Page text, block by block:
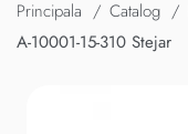
Principala Catalog
A-10001-15-310 Stejar